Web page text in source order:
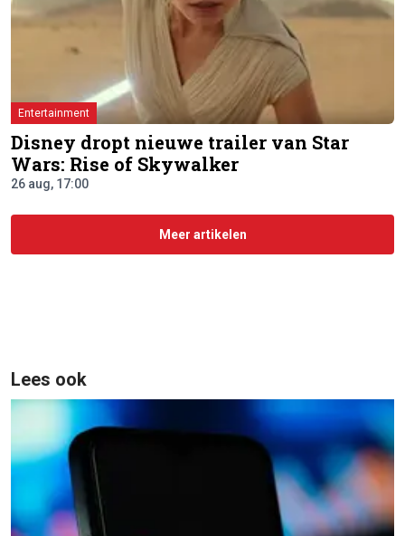
Entertainment
Disney dropt nieuwe trailer van Star
Wars: Rise of Skywalker
26 aug, 17:00
Meer artikelen
Lees ook